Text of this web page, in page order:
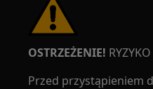
OSTRZEŻENIE!
Przed przystąpieniem